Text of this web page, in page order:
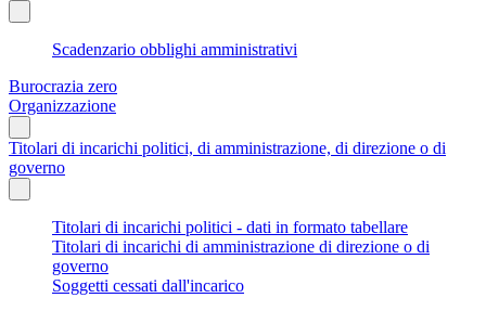
Scadenzario obblighi amministrativi
Burocrazia zero
Organizzazione
Titolari di incarichi politici, di amministrazione, di direzione o di
governo
Titolari di incarichi politici - dati in formato tabellare
Titolari di incarichi di amministrazione di direzione o di
governo
Soggetti cessati dall'incarico